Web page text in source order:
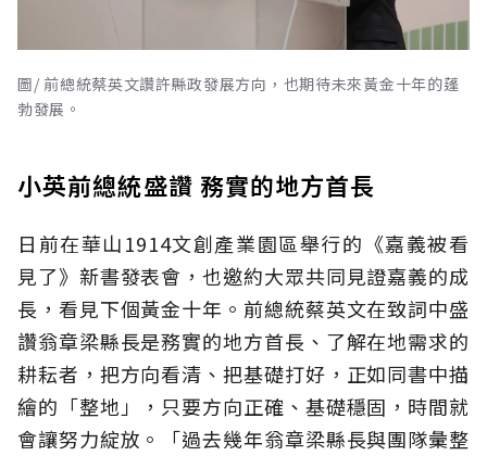
圖/ 前總統蔡英文讚許縣政發展方向，也期待未來黃金十年的蓬
勃發展。
小英前總統盛讚 務實的地方首長
日前在華山1914文創產業園區舉行的《嘉義被看
見了》新書發表會，也邀約大眾共同見證嘉義的成
長，看見下個黃金十年。前總統蔡英文在致詞中盛
讚翁章梁縣長是務實的地方首長、了解在地需求的
耕耘者，把方向看清、把基礎打好，正如同書中描
繪的「整地」，只要方向正確、基礎穩固，時間就
會讓努力綻放。「過去幾年翁章梁縣長與團隊彙整